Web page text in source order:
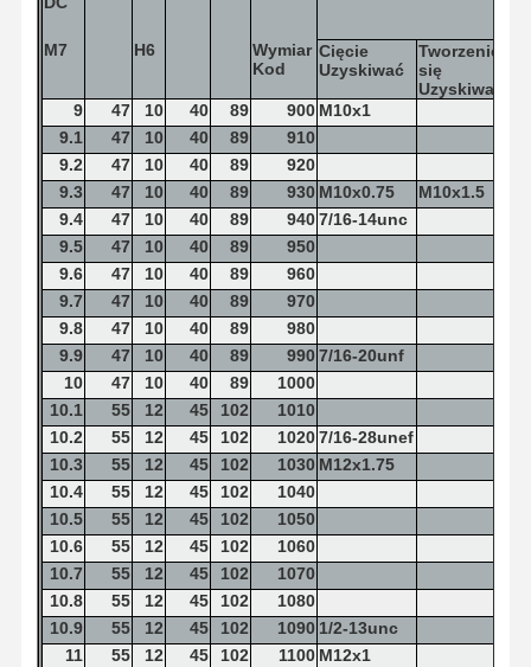
M7 H6
Wymiar
Kod
Cięcie
Uzyskiwać
Tworzenie
się
Uzyskiwać
9
47 10 40 89 900 M10x1
9.1
47 10 40 89
910
9.2
47 10 40 89
920
9.3
47 10 40 89 930 M10x0.75
M10x1.5
9.4
47 10 40 89 9407/16-14unc
9.5
47 10 40 89
950
9.6
47 10 40 89
960
9.7
47 10 40 89
970
9.8
47 10 40 89
980
9.9
47 10 40 89 9907/16-20unf
10
47 10 40 89
1000
10.1
55 12 45 102
1010
10.2
55 12 45 102 10207/16-28unef
10.3
55 12 45 102 1030 M12x1.75
10.4
55 12 45 102
1040
10.5
55 12 45 102
1050
10.6
55 12 45 102
1060
10.7
55 12 45 102
1070
10.8
55 12 45 102
1080
10.9
55 12 45 102 1090 1/2-13unc
11
55 12 45 102 1100 M12x1